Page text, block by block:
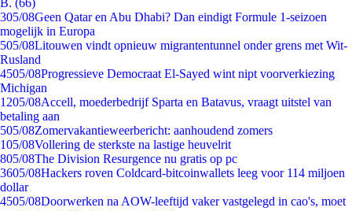
B. (66)
305/08Geen Qatar en Abu Dhabi? Dan eindigt Formule 1-seizoen
mogelijk in Europa
505/08Litouwen vindt opnieuw migrantentunnel onder grens met Wit-
Rusland
4505/08Progressieve Democraat El-Sayed wint nipt voorverkiezing
Michigan
1205/08Accell, moederbedrijf Sparta en Batavus, vraagt uitstel van
betaling aan
505/08Zomervakantieweerbericht: aanhoudend zomers
105/08Vollering de sterkste na lastige heuvelrit
805/08The Division Resurgence nu gratis op pc
3605/08Hackers roven Coldcard-bitcoinwallets leeg voor 114 miljoen
dollar
4505/08Doorwerken na AOW-leeftijd vaker vastgelegd in cao's, moet